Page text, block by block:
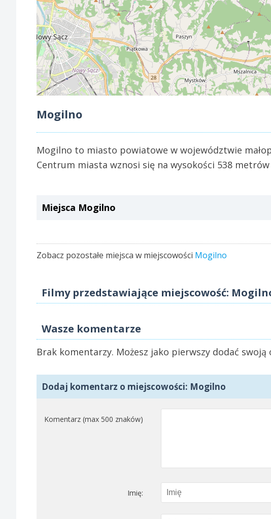
Mogilno
Mogilno to miasto powiatowe w województwie
Centrum miasta wznosi się na wysokości 538 metrów
Miejsca Mogilno
Zobacz pozostałe miejsca w miejscowości Mogilno
Filmy przedstawiające miejscowość:
Wasze komentarze
Brak komentarzy. Możesz jako pierwszy dodać
Dodaj komentarz o miejscowości: Mogilno
Komentarz (max 500 znaków)
Imię: